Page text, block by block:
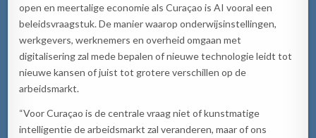
open en meertalige economie als Curaçao is AI vooral een
beleidsvraagstuk. De manier waarop onderwijsinstellingen,
werkgevers, werknemers en overheid omgaan met
digitalisering zal mede bepalen of nieuwe technologie leidt tot
nieuwe kansen of juist tot grotere verschillen op de
arbeidsmarkt.
“Voor Curaçao is de centrale vraag niet of kunstmatige
intelligentie de arbeidsmarkt zal veranderen, maar of ons